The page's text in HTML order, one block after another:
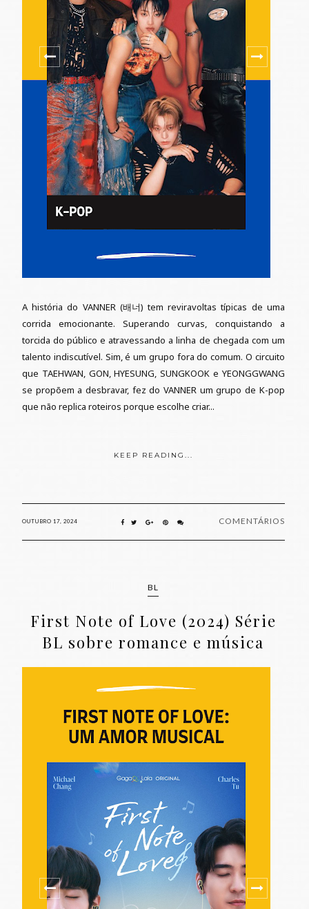
A história do VANNER (배너) tem reviravoltas típicas de uma
corrida emocionante. Superando curvas, conquistando a
torcida do público e atravessando a linha de chegada com um
talento indiscutível. Sim, é um grupo fora do comum. O circuito
que TAEHWAN, GON, HYESUNG, SUNGKOOK e YEONGGWANG
se propõem a desbravar, fez do VANNER um grupo de K-pop
que não replica roteiros porque escolhe criar...
KEEP READING...
OUTUBRO 17, 2024 COMENTÁRIOS
BL
First Note of Love (2024) Série
BL sobre romance e música